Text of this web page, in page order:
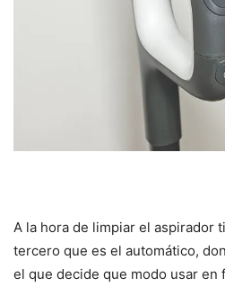
A la hora de limpiar el aspirador
tercero que es el automático,
el que decide que modo usar en